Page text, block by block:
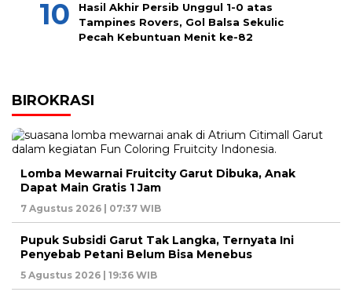
Hasil Akhir Persib Unggul 1-0 atas
Tampines Rovers, Gol Balsa Sekulic
Pecah Kebuntuan Menit ke-82
BIROKRASI
Lomba Mewarnai Fruitcity Garut Dibuka, Anak
Dapat Main Gratis 1 Jam
7 Agustus 2026 | 07:37 WIB
Pupuk Subsidi Garut Tak Langka, Ternyata Ini
Penyebab Petani Belum Bisa Menebus
5 Agustus 2026 | 19:36 WIB